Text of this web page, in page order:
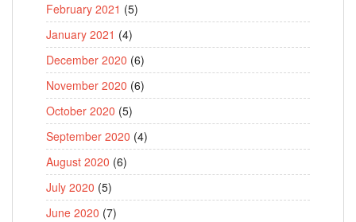
February 2021 (5)
January 2021 (4)
December 2020 (6)
November 2020 (6)
October 2020 (5)
September 2020 (4)
August 2020 (6)
July 2020 (5)
June 2020 (7)